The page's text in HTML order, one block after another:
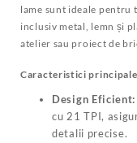
lame sunt ideale pentru
inclusiv metal, lemn și
atelier sau proiect de
Caracteristici
Design Eficient:
cu 21 TPI,
detalii precise.